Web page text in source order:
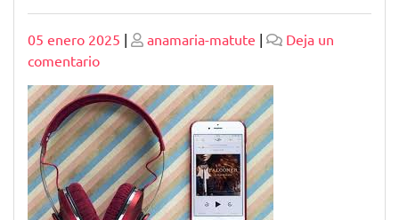
Publicado
05 enero 2025 | Publicado
anamaria-matute |
Deja un
comentarioen
Explora
un
Mundo
de
Emociones
con
los